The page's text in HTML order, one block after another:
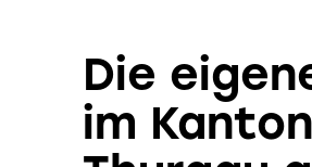
Die
im Kanton